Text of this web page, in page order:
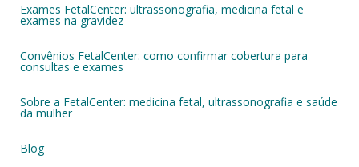
Exames FetalCenter: ultrassonografia, medicina fetal e
exames na gravidez
Convênios FetalCenter: como confirmar cobertura para
consultas e exames
Sobre a FetalCenter: medicina fetal, ultrassonografia e saúde
da mulher
Blog